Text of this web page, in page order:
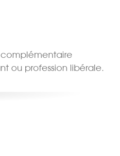
ou profession libérale.